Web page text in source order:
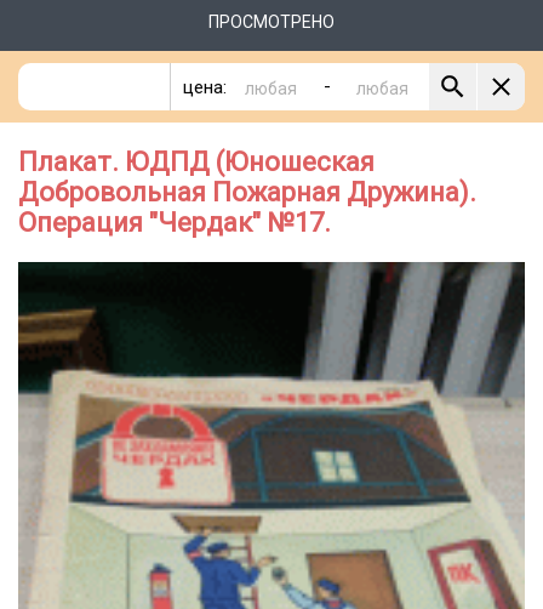
ПРОСМОТРЕНО
цена: -
Плакат. ЮДПД (Юношеская
Добровольная Пожарная Дружина).
Операция "Чердак" №17.